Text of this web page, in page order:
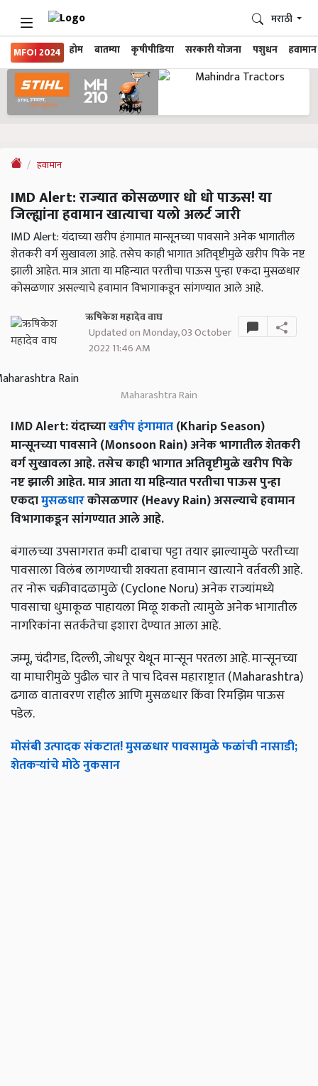
MFOI 2024 होम बातम्या कृषीपीडिया सरकारी योजना पशुधन हवामान
मराठी
हवामान
IMD Alert: राज्यात कोसळणार धो धो पाऊस! या
जिल्ह्यांना हवामान खात्याचा यलो अलर्ट जारी
IMD Alert: यंदाच्या खरीप हंगामात मान्सूनच्या पावसाने अनेक भागातील
शेतकरी वर्ग सुखावला आहे. तसेच काही भागात अतिवृष्टीमुळे खरीप पिके नष्ट
झाली आहेत. मात्र आता या महिन्यात परतीचा पाऊस पुन्हा एकदा मुसळधार
कोसळणार असल्याचे हवामान विभागाकडून सांगण्यात आले आहे.
ऋषिकेश महादेव वाघ
Updated on Monday, 03 October
2022 11:46 AM
Maharashtra Rain
IMD Alert: यंदाच्याखरीप हंगामात(Kharip Season)
मान्सूनच्या पावसाने (Monsoon Rain) अनेक भागातील शेतकरी
वर्ग सुखावला आहे. तसेच काही भागात अतिवृष्टीमुळे खरीप पिके
नष्ट झाली आहेत. मात्र आता या महिन्यात परतीचा पाऊस पुन्हा
एकदामुसळधारकोसळणार (Heavy Rain) असल्याचे हवामान
विभागाकडून सांगण्यात आले आहे.
बंगालच्या उपसागरात कमी दाबाचा पट्टा तयार झाल्यामुळे परतीच्या
पावसाला विलंब लागण्याची शक्यता हवामान खात्याने वर्तवली आहे.
तर नोरू चक्रीवादळामुळे (Cyclone Noru) अनेक राज्यांमध्ये
पावसाचा धुमाकूळ पाहायला मिळू शकतो त्यामुळे अनेक भागातील
नागरिकांना सतर्कतेचा इशारा देण्यात आला आहे.
जम्मू, चंदीगड, दिल्ली, जोधपूर येथून मान्सून परतला आहे. मान्सूनच्या
या माघारीमुळे पुढील चार ते पाच दिवस महाराष्ट्रात (Maharashtra)
ढगाळ वातावरण राहील आणि मुसळधार किंवा रिमझिम पाऊस
पडेल.
मोसंबी उत्पादक संकटात! मुसळधार पावसामुळे फळांची नासाडी;
शेतकऱ्यांचे मोठे नुकसान